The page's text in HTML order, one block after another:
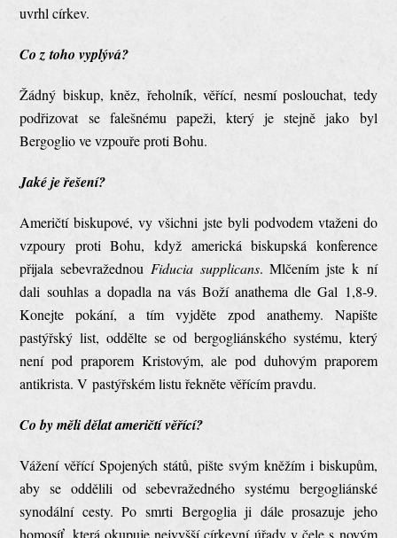
uvrhl církev.
Co z toho vyplývá?
Žádný biskup, kněz, řeholník, věřící, nesmí poslouchat, tedy
podřizovat se falešnému papeži, který je stejně jako byl
Bergoglio ve vzpouře proti Bohu.
Jaké je řešení?
Američtí biskupové, vy všichni jste byli podvodem vtaženi do
vzpoury proti Bohu, když americká biskupská konference
přijala sebevražednou Fiducia supplicans. Mlčením jste k ní
dali souhlas a dopadla na vás Boží anathema dle Gal 1,8-9.
Konejte pokání, a tím vyjděte zpod anathemy. Napište
pastýřský list, oddělte se od bergogliánského systému, který
není pod praporem Kristovým, ale pod duhovým praporem
antikrista. V pastýřském listu řekněte věřícím pravdu.
Co by měli dělat američtí věřící?
Vážení věřící Spojených států, pište svým kněžím i biskupům,
aby se oddělili od sebevražedného systému bergogliánské
synodální cesty. Po smrti Bergoglia ji dále prosazuje jeho
homosíť, která okupuje nejvyšší církevní úřady v čele s novým